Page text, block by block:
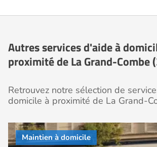
Autres services d'aide à
proximité de La Grand-Combe
Retrouvez notre sélection de
domicile à proximité de La Grand-